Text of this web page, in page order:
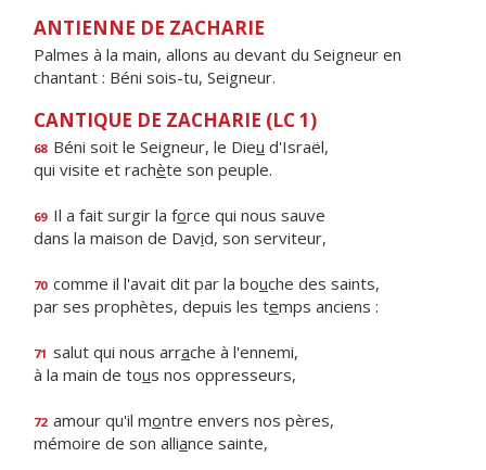
ANTIENNE DE ZACHARIE
Palmes à la main, allons au devant du Seigneur en
chantant : Béni sois-tu, Seigneur.
CANTIQUE DE ZACHARIE (LC 1)
68 Béni soit le Seigneur, le Dieu d'Israël,
qui visite et rachète son peuple.
69 Il a fait surgir la force qui nous sauve
dans la maison de David, son serviteur,
70 comme il l'avait dit par la bouche des saints,
par ses prophètes, depuis les temps anciens :
71 salut qui nous arrache à l'ennemi,
à la main de tous nos oppresseurs,
72 amour qu'il montre envers nos pères,
mémoire de son alliance sainte,